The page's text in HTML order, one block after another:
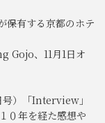
保有する京都のホテ
Gojo、11月1日オ
）「Interview」
０年を経た感想や